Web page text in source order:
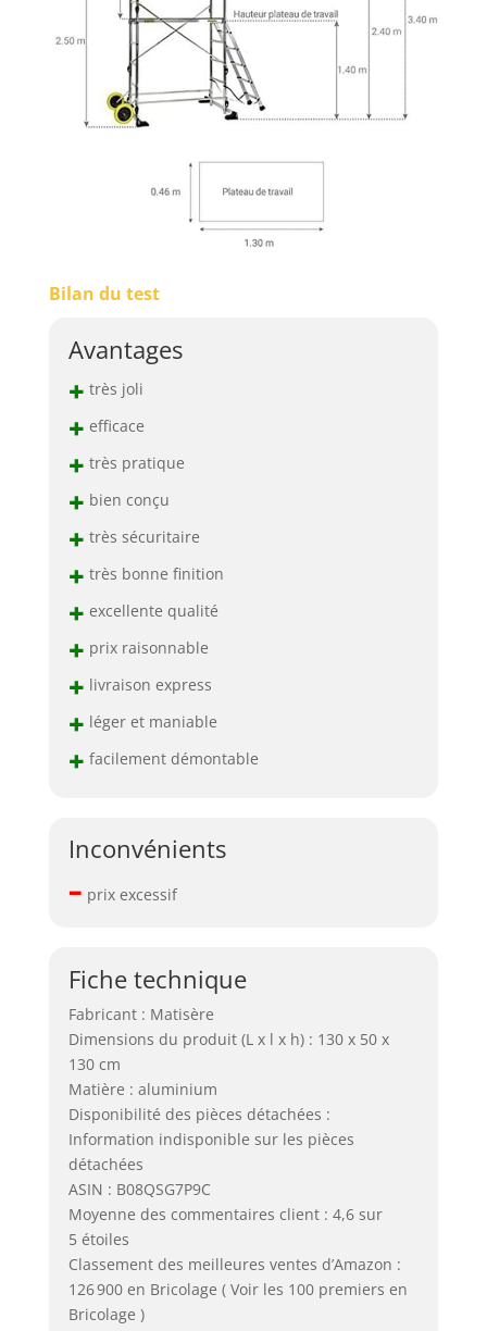
Bilan du test
Avantages
+ très joli
+ efficace
+ très pratique
+ bien conçu
+ très sécuritaire
+ très bonne finition
+ excellente qualité
+ prix raisonnable
+ livraison express
+ léger et maniable
+ facilement démontable
Inconvénients
– prix excessif
Fiche technique
Fabricant : Matisère
Dimensions du produit (L x l x h) : 130 x 50 x
130 cm
Matière : aluminium
Disponibilité des pièces détachées :
Information indisponible sur les pièces
détachées
ASIN : B08QSG7P9C
Moyenne des commentaires client : 4,6 sur
5 étoiles
Classement des meilleures ventes d’Amazon :
126 900 en Bricolage ( Voir les 100 premiers en
Bricolage )